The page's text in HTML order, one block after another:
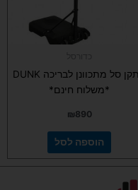
מתקן סל מתכוונן לבריכה DUNK
*משלוח חינם*
₪890
הוספה לסל